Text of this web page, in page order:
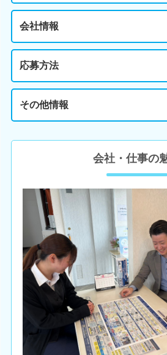
会社情報
応募方法
その他情報
会社・仕事の